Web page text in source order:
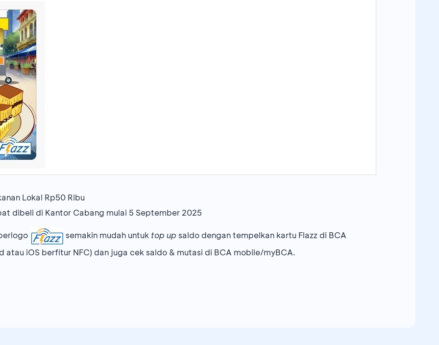
Lokal Rp50 Ribu
dibeli di Kantor Cabang mulai 5 September 2025
semakin mudah untuk top up saldo dengan tempelkan kartu Flazz di BCA
atau iOS berfitur NFC) dan juga cek saldo & mutasi di BCA mobile/myBCA.